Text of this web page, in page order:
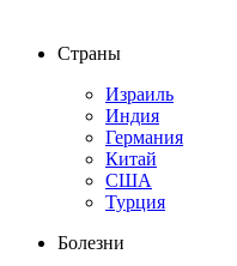
Страны
Израиль
Индия
Германия
Китай
США
Турция
Болезни